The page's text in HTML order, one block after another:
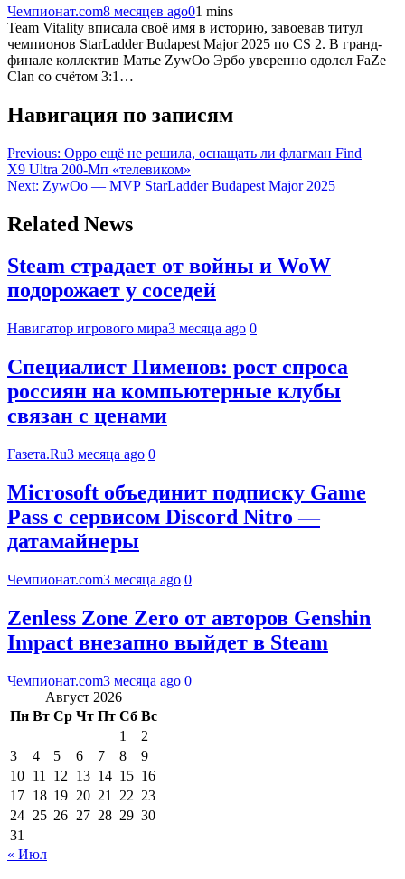
Чемпионат.com8 месяцев ago01 mins
Team Vitality вписала своё имя в историю, завоевав титул
чемпионов StarLadder Budapest Major 2025 по CS 2. В гранд-
финале коллектив Матье ZywOo Эрбо уверенно одолел FaZe
Clan со счётом 3:1…
Навигация по записям
Previous: Oppo ещё не решила, оснащать ли флагман Find
X9 Ultra 200-Мп «телевиком»
Next: ZywOo — MVP StarLadder Budapest Major 2025
Related News
Steam страдает от войны и WoW
подорожает у соседей
Навигатор игрового мира3 месяца ago 0
Специалист Пименов: рост спроса
россиян на компьютерные клубы
связан с ценами
Газета.Ru3 месяца ago 0
Microsoft объединит подписку Game
Pass с сервисом Discord Nitro —
датамайнеры
Чемпионат.com3 месяца ago 0
Zenless Zone Zero от авторов Genshin
Impact внезапно выйдет в Steam
Чемпионат.com3 месяца ago 0
Август 2026
Пн Вт Ср Чт Пт Сб Вс
1
2
3
4 5 6 7 8
9
10 11 12 13 14 15 16
17 18 19 20 21 22 23
24 25 26 27 28 29 30
31
« Июл